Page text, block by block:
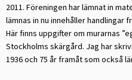
2011. Föreningen har lämnat in
lämnas in nu innehåller handlingar
Här finns uppgifter om murarnas
Stockholms skärgård. Jag har
1936 och 75 år framåt som också